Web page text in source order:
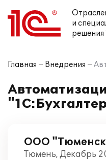
и
решения
Главная Внедрения
ООО
Тюмень, Декабрь